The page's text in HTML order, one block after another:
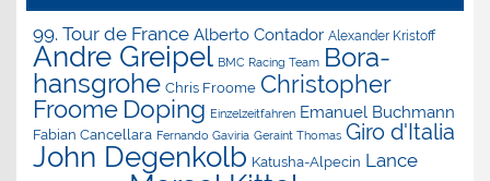
99. Tour de France Alberto Contador Alexander Kristoff
Andre Greipel BMC Racing Team Bora-
hansgrohe Chris Froome Christopher
Froome Doping Einzelzeitfahren Emanuel Buchmann
Fabian Cancellara Fernando Gaviria Geraint Thomas Giro d'Italia
John Degenkolb Katusha-Alpecin Lance